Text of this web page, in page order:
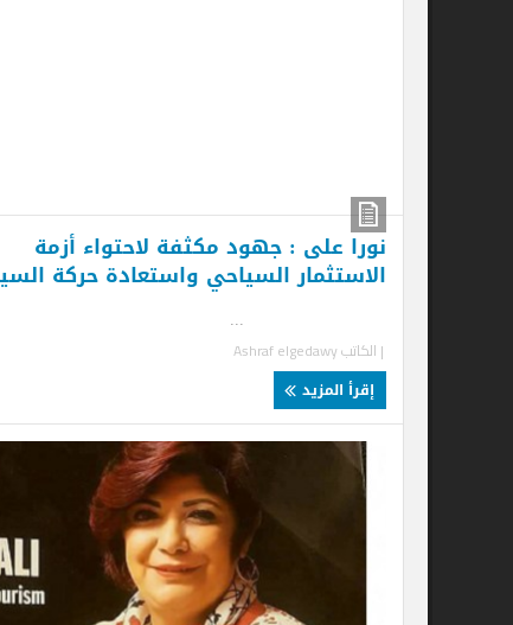
نورا على : جهود مكثفة لاحتواء أزمة
الاستثمار السياحي واستعادة حركة السياحة
Ashraf elgedawy